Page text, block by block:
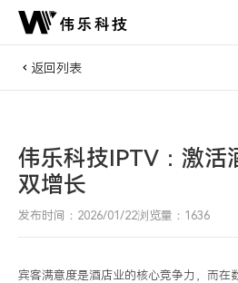
返回列表
伟乐科技IPTV：激活
双增长
发布时间：2026/01/22浏览量：1636
宾客满意度是酒店业的核心竞争力，而在